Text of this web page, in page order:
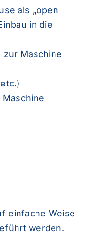
als „open
in die
zur Maschine
einfache Weise
werden.